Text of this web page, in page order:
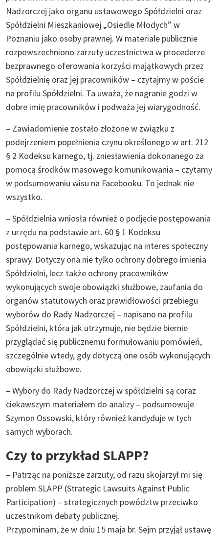
Nadzorczej jako organu ustawowego Spółdzielni oraz
Spółdzielni Mieszkaniowej „Osiedle Młodych” w
Poznaniu jako osoby prawnej. W materiale publicznie
rozpowszechniono zarzuty uczestnictwa w procederze
bezprawnego oferowania korzyści majątkowych przez
Spółdzielnię oraz jej pracowników – czytajmy w poście
na profilu Spółdzielni. Ta uważa, że nagranie godzi w
dobre imię pracowników i podważa jej wiarygodność.
– Zawiadomienie zostało złożone w związku z
podejrzeniem popełnienia czynu określonego w art. 212
§ 2 Kodeksu karnego, tj. zniesławienia dokonanego za
pomocą środków masowego komunikowania – czytamy
w podsumowaniu wisu na Facebooku. To jednak nie
wszystko.
– Spółdzielnia wniosła również o podjęcie postępowania
z urzędu na podstawie art. 60 § 1 Kodeksu
postępowania karnego, wskazując na interes społeczny
sprawy. Dotyczy ona nie tylko ochrony dobrego imienia
Spółdzielni, lecz także ochrony pracowników
wykonujących swoje obowiązki służbowe, zaufania do
organów statutowych oraz prawidłowości przebiegu
wyborów do Rady Nadzorczej – napisano na profilu
Spółdzielni, która jak utrzymuje, nie będzie biernie
przyglądać się publicznemu formułowaniu pomówień,
szczególnie wtedy, gdy dotyczą one osób wykonujących
obowiązki służbowe.
– Wybory do Rady Nadzorczej w spółdzielni są coraz
ciekawszym materiałem do analizy – podsumowuje
Szymon Ossowski, który również kandyduje w tych
samych wyborach.
Czy to przykład SLAPP?
– Patrząc na poniższe zarzuty, od razu skojarzył mi się
problem SLAPP (Strategic Lawsuits Against Public
Participation) – strategicznych powództw przeciwko
uczestnikom debaty publicznej.
Przypominam, że w dniu 15 maja br. Sejm przyjął ustawę